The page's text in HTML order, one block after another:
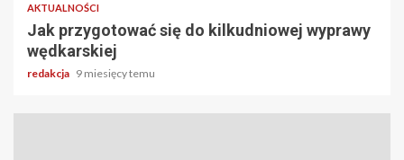
AKTUALNOŚCI
Jak przygotować się do kilkudniowej wyprawy
wędkarskiej
redakcja 9 miesięcy temu